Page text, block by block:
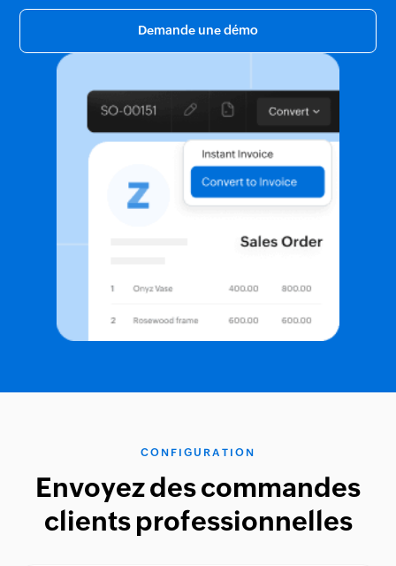
Demande une démo
CONFIGURATION
Envoyez des commandes
clients professionnelles